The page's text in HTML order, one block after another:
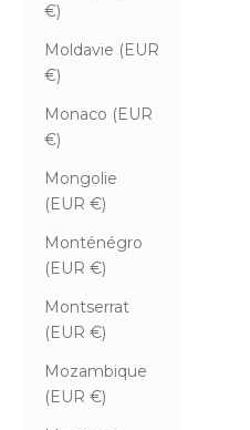
€)
Moldavie (EUR
€)
Monaco (EUR
€)
Mongolie
(EUR €)
Monténégro
(EUR €)
Montserrat
(EUR €)
Mozambique
(EUR €)